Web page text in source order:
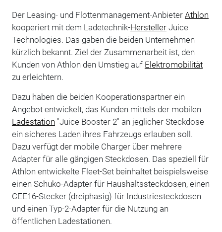
Der Leasing- und Flottenmanagement-Anbieter Athlon
kooperiert mit dem Ladetechnik-HerstellerJuice
Technologies. Das gaben die beiden Unternehmen
kürzlich bekannt. Ziel der Zusammenarbeit ist, den
Kunden von Athlon den Umstieg auf Elektromobilität
zu erleichtern.
Dazu haben die beiden Kooperationspartner ein
Angebot entwickelt, das Kunden mittels der mobilen
Ladestation "Juice Booster 2" an jeglicher Steckdose
ein sicheres Laden ihres Fahrzeugs erlauben soll.
Dazu verfügt der mobile Charger über mehrere
Adapter für alle gängigen Steckdosen. Das speziell für
Athlon entwickelte Fleet-Set beinhaltet beispielsweise
einen Schuko-Adapter für Haushaltssteckdosen, einen
CEE16-Stecker (dreiphasig) für Industriesteckdosen
und einen Typ-2-Adapter für die Nutzung an
öffentlichen Ladestationen.